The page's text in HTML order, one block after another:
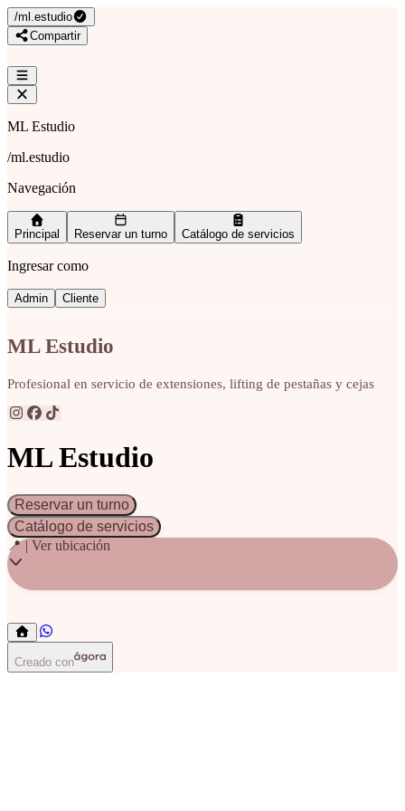
/ml.estudio
Compartir
ML Estudio
/ml.estudio
Navegación
Principal Reservar un turno Catálogo de servicios
Ingresar como
Admin Cliente
ML Estudio
Profesional en servicio de extensiones, lifting de pestañas y cejas
ML Estudio
Reservar un turno
Catálogo de servicios
📍 | Ver ubicación
Creado con